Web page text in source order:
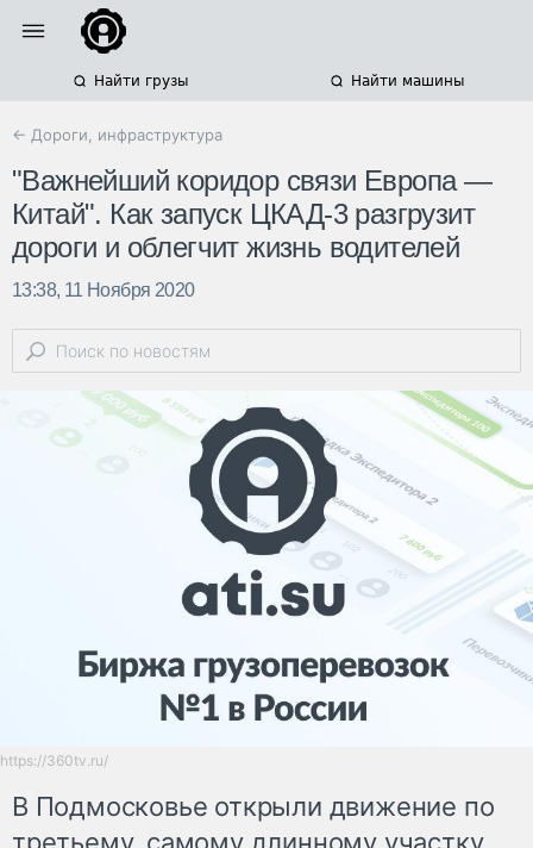
Найти грузы Найти машины
← Дороги, инфраструктура
"Важнейший коридор связи Европа —
Китай". Как запуск ЦКАД-3 разгрузит
дороги и облегчит жизнь водителей
13:38, 11 Ноября 2020
https://360tv.ru/
В Подмосковье открыли движение по
третьему, самому длинному участку